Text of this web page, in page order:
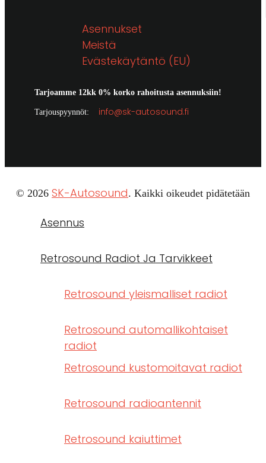
Asennukset
Meistä
Evästekäytäntö (EU)
Tarjoamme 12kk 0% korko rahoitusta asennuksiin!
Tarjouspyynnöt: info@sk-autosound.fi
© 2026 SK-Autosound. Kaikki oikeudet pidätetään
Asennus
Retrosound Radiot Ja Tarvikkeet
Retrosound yleismalliset radiot
Retrosound automallikohtaiset
radiot
Retrosound kustomoitavat radiot
Retrosound radioantennit
Retrosound kaiuttimet